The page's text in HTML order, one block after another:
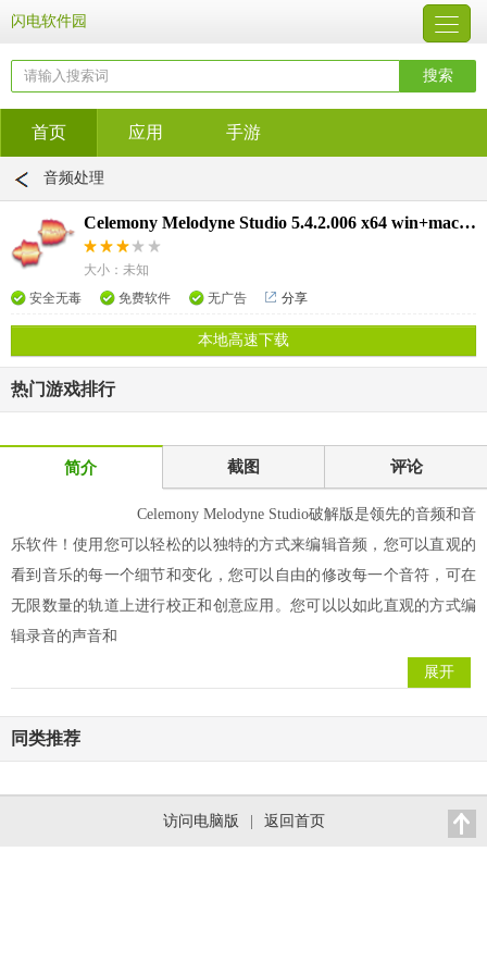
闪电软件园
首页 应用 手游
音频处理
Celemony Melodyne Studio 5.4.2.006 x64 win+mac激活版
大小：未知
安全无毒
免费软件 无广告 分享
本地高速下载
热门游戏排行
简介 截图 评论
Celemony Melodyne Studio破解版是领先的音频和音
乐软件！使用您可以轻松的以独特的方式来编辑音频，您可以直观的
看到音乐的每一个细节和变化，您可以自由的修改每一个音符，可在
无限数量的轨道上进行校正和创意应用。您可以以如此直观的方式编
辑录音的声音和
展开
同类推荐
访问电脑版 返回首页